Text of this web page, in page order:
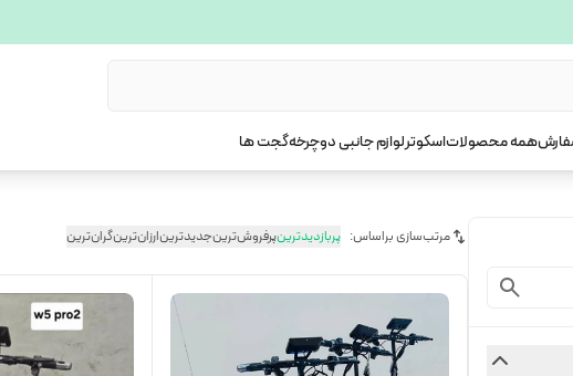
همه محصولاتاسکوترلوازم جانبی دوچرخهگجت ها
مرتب‌سازی براساس: پربازدیدترینپرفروش‌ترینجدیدترینارزان‌ترینگران‌ترین